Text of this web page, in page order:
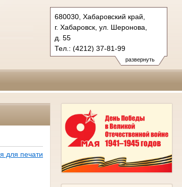
развернуть
680030, Хабаровский край,
г. Хабаровск, ул. Шеронова,
д. 55
Тел.: (4212) 37-81-99
23-77-57 (ф.)
1vovs.hbr@sudrf.ru
для печати